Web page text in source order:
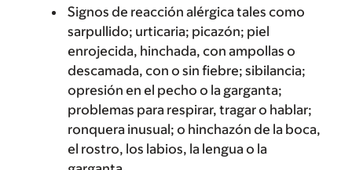
Signos de reacción alérgica tales como
sarpullido; urticaria; picazón; piel
enrojecida, hinchada, con ampollas o
descamada, con o sin fiebre; sibilancia;
opresión en el pecho o la garganta;
problemas para respirar, tragar o hablar;
ronquera inusual; o hinchazón de la boca,
el rostro, los labios, la lengua o la